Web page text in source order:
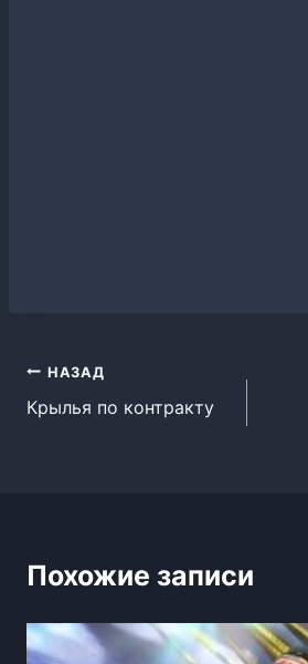
Навигация
по
НАЗАД
Крылья по контракту
Похожие записи